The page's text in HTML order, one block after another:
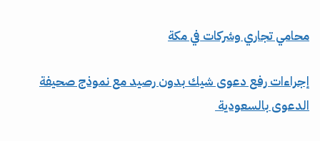
محامي تجاري وشركات في مكة
إجراءات رفع دعوى شيك بدون رصيد مع نموذج صحيفة
الدعوى بالسعودية